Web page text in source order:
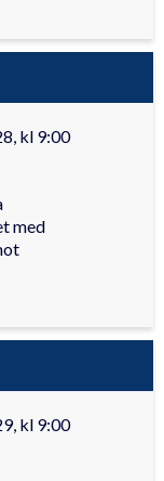
kl 9:00
med
kl 9:00